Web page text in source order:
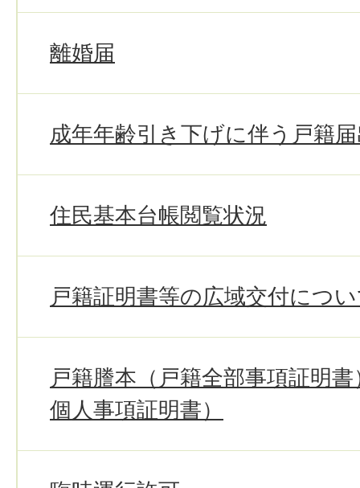
離婚届
成年年齢引き下げに伴う戸籍
住民基本台帳閲覧状況
戸籍証明書等の広域交付につ
戸籍謄本（戸籍全部事項証明
個人事項証明書）